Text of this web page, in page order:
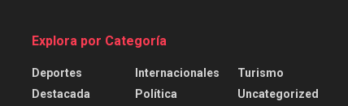
Explora por Categoría
Deportes
Destacada
Internacionales
Política
Turismo
Uncategorized